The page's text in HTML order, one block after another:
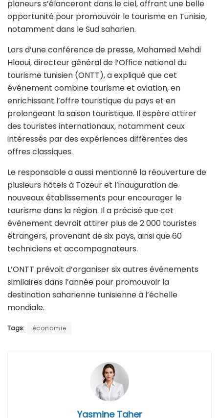
planeurs s’élanceront dans le ciel, offrant une belle
opportunité pour promouvoir le tourisme en Tunisie,
notamment dans le Sud saharien.
Lors d’une conférence de presse, Mohamed Mehdi
Hlaoui, directeur général de l’Office national du
tourisme tunisien (ONTT), a expliqué que cet
événement combine tourisme et aviation, en
enrichissant l’offre touristique du pays et en
prolongeant la saison touristique. Il espère attirer
des touristes internationaux, notamment ceux
intéressés par des expériences différentes des
offres classiques.
Le responsable a aussi mentionné la réouverture de
plusieurs hôtels à Tozeur et l’inauguration de
nouveaux établissements pour encourager le
tourisme dans la région. Il a précisé que cet
événement devrait attirer plus de 2 000 touristes
étrangers, provenant de six pays, ainsi que 60
techniciens et accompagnateurs.
L’ONTT prévoit d’organiser six autres événements
similaires dans l’année pour promouvoir la
destination saharienne tunisienne à l’échelle
mondiale.
Tags: économie
Yasmine Taher